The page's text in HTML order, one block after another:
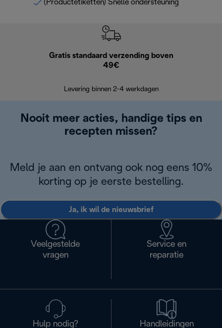
(Productetiketten) Snelle ondersteuning
Gratis standaard verzending boven
49€
Levering binnen 2-4 werkdagen
Nooit meer acties, handige tips en
recepten missen?
Meld je aan en ontvang ook nog eens 10%
korting op je eerste bestelling.
Ja, ik wil de nieuwsbrief
Veelgestelde
vragen
Service en
reparatie
Hulp nodig? Handleidingen